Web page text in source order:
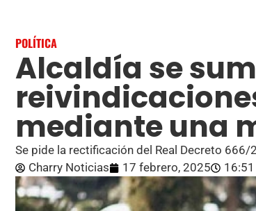
POLÍTICA
Alcaldía se
mediante una
Se pide la rectificación del Real Decreto
Charry Noticias
17 febrero, 2025 16:51